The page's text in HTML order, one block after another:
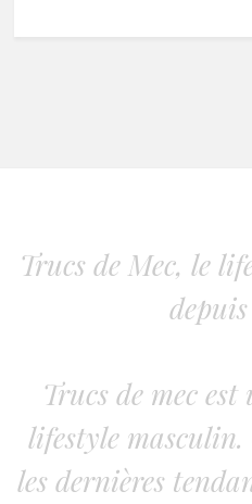
Trucs de Mec, le
depuis
Trucs de mec
lifestyle masculin.
les dernières